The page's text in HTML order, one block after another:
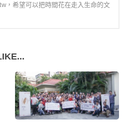
，希望可以把時間花在走入生命的文